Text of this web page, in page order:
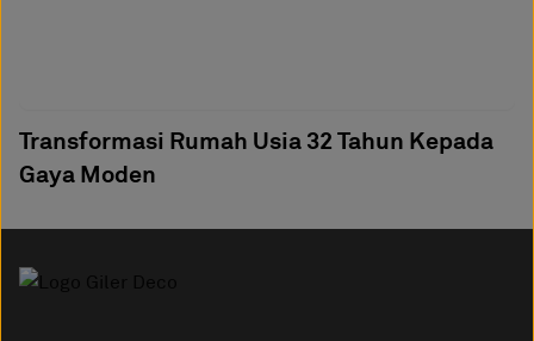
Transformasi Rumah Usia 32 Tahun Kepada
Gaya Moden